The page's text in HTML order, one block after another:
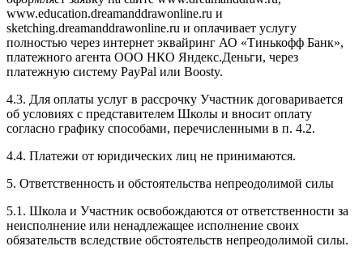
www.education.dreamanddrawonline.ru и
sketching.dreamanddrawonline.ru и оплачивает услугу
полностью через интернет эквайринг АО «Тинькофф Банк»,
платежного агента ООО НКО Яндекс.Деньги, через
платежную систему PayPal или Boosty.
4.3. Для оплаты услуг в рассрочку Участник договаривается
об условиях с представителем Школы и вносит оплату
согласно графику способами, перечисленными в п. 4.2.
4.4. Платежи от юридических лиц не принимаются.
5. Ответственность и обстоятельства непреодолимой силы
5.1. Школа и Участник освобождаются от ответственности за
неисполнение или ненадлежащее исполнение своих
обязательств вследствие обстоятельств непреодолимой силы.